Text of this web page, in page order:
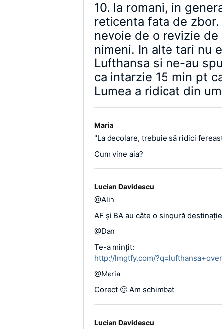
10. la romani, in
reticenta fata de
nevoie de o revizie
nimeni. In alte tari nu
Lufthansa si ne-au
ca intarzie 15 min pt
Lumea a ridicat din
Maria
"La decolare, trebuie să ridici
Cum vine aia?
Lucian Davidescu
@Alin
AF şi BA au câte o singură
@Dan
Te-a minţit:
http://lmgtfy.com/
@Maria
Corect 🙂 Am schimbat
Lucian Davidescu